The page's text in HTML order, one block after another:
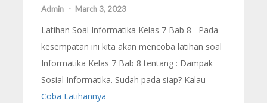
Admin - March 3, 2023
Latihan Soal Informatika Kelas 7 Bab 8 Pada
kesempatan ini kita akan mencoba latihan soal
Informatika Kelas 7 Bab 8 tentang : Dampak
Sosial Informatika. Sudah pada siap? Kalau
Coba Latihannya